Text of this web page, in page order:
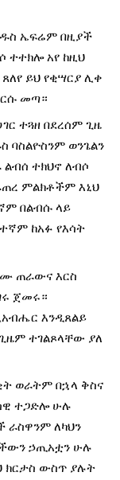
ኤፍሬም በዚያች
ተተክሎ አየ ከዚህ
ይህ የቂሣርያ ሊቀ
መጣ።
ተጓዘ በደረሰም ጊዜ
ባስልዮስንም ወንጌልን
ተክህኖ ለብሶ
ምልክቶችም እኒህ
በልብሱ ላይ
ከአፉ የእሳት
ጠራውና እርስ
ጀመሩ።
እንዲጸልይ
ተገልጾላቸው ያለ
ወራትም በኋላ ቅስና
ተጋድሎ ሁሉ
ራስዋንም ለካህን
ኃጢአቷን ሁሉ
ክርታስ ውስጥ ያሉት